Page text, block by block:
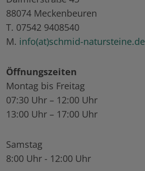
88074 Meckenbeuren
T. 07542 9408540
M. info(at)schmid-natursteine.de
Öffnungszeiten
Montag bis Freitag
07:30 Uhr – 12:00 Uhr
13:00 Uhr – 17:00 Uhr
Samstag
8:00 Uhr - 12:00 Uhr